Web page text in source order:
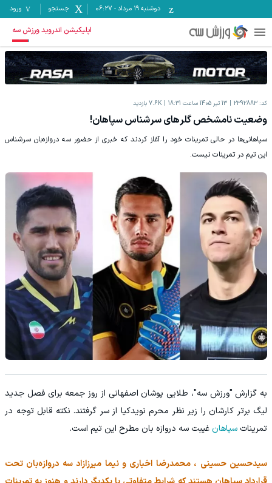
دوشنبه ۱۹ مرداد -
06:27 جستجو ورود
اپلیکیشن اندروید ورزش سه
کد: 2392883 13 تیر 1405 ساعت 18:31 7.6K بازدید
وضعیت نامشخص گلرهای سرشناس سپاهان!
سپاهانی‌ها در حالی تمرینات خود را آغاز کردند که خبری از حضور سه دروازه‌بان سرشناس
این تیم در تمرینات نیست.
به گزارش "ورزش سه"، طلایی پوشان اصفهانی از روز جمعه برای فصل جدید
لیگ برتر کارشان را زیر نظر محرم نویدکیا از سر گرفتند. نکته قابل توجه در
تمرینات سپاهانغیبت سه دروازه بان مطرح این تیم است.
سیدحسین حسینی ، محمدرضا اخباری و نیما میرزازاد سه دروازه‌بان تحت